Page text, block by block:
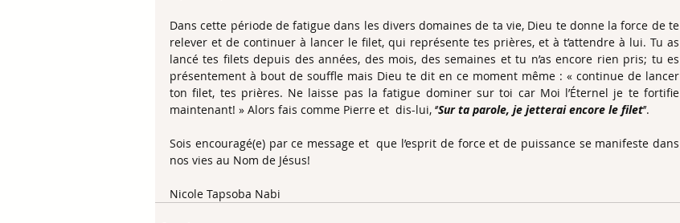
Dans cette période de fatigue dans les divers domaines de ta vie, Dieu te donne la force de te
relever et de continuer à lancer le filet, qui représente tes prières, et à t’attendre à lui. Tu as
lancé tes filets depuis des années, des mois, des semaines et tu n’as encore rien pris; tu es
présentement à bout de souffle mais Dieu te dit en ce moment même : « continue de lancer
ton filet, tes prières. Ne laisse pas la fatigue dominer sur toi car Moi l’Éternel je te fortifie
maintenant! » Alors fais comme Pierre et  dis-lui, ‘’Sur ta parole, je jetterai encore le filet’’.
Sois encouragé(e) par ce message et  que l’esprit de force et de puissance se manifeste dans
nos vies au Nom de Jésus!
Nicole Tapsoba Nabi